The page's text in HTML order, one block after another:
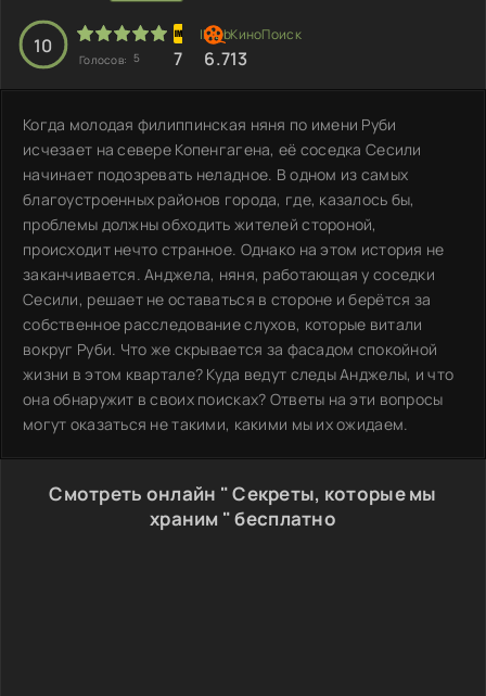
10
Голосов: 5 7 6.713
Когда молодая филиппинская няня по имени Руби
исчезает на севере Копенгагена, её соседка Сесили
начинает подозревать неладное. В одном из самых
благоустроенных районов города, где, казалось бы,
проблемы должны обходить жителей стороной,
происходит нечто странное. Однако на этом история не
заканчивается. Анджела, няня, работающая у соседки
Сесили, решает не оставаться в стороне и берётся за
собственное расследование слухов, которые витали
вокруг Руби. Что же скрывается за фасадом спокойной
жизни в этом квартале? Куда ведут следы Анджелы, и что
она обнаружит в своих поисках? Ответы на эти вопросы
могут оказаться не такими, какими мы их ожидаем.
Смотреть онлайн " Секреты, которые мы
храним " бесплатно